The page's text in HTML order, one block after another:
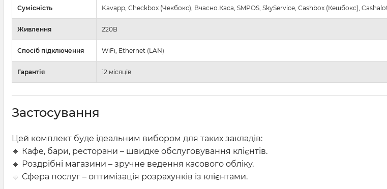
Сумісність Kavapp, Checkbox (Чекбокс), Вчасно.Каса, SMPOS, SkyService, Cashbox (Кешбокс),
Живлення 220В
Спосіб підключення WiFi, Ethernet (LAN)
Гарантія 12 місяців
Застосування
Цей комплект буде ідеальним вибором для таких закладів:
🔹 Кафе, бари, ресторани – швидке обслуговування клієнтів.
🔹 Роздрібні магазини – зручне ведення касового обліку.
🔹 Сфера послуг – оптимізація розрахунків із клієнтами.